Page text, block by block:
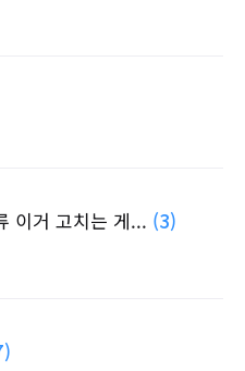
이거 고치는 게... (3)